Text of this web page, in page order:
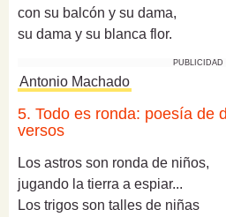
con su balcón y su dama,
su dama y su blanca flor.
PUBLICIDAD
Antonio Machado
5. Todo es ronda: poesía de
versos
Los astros son ronda de niños,
jugando la tierra a espiar...
Los trigos son talles de niñas